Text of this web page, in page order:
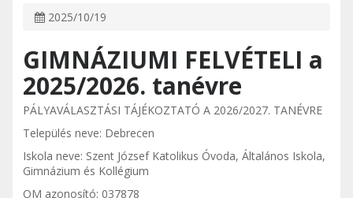
2025/10/19
GIMNÁZIUMI FELVÉTELI a
2025/2026. tanévre
PÁLYAVÁLASZTÁSI TÁJÉKOZTATÓ A 2026/2027. TANÉVRE
Település neve: Debrecen
Iskola neve: Szent József Katolikus Óvoda, Általános Iskola,
Gimnázium és Kollégium
OM azonosító: 037878